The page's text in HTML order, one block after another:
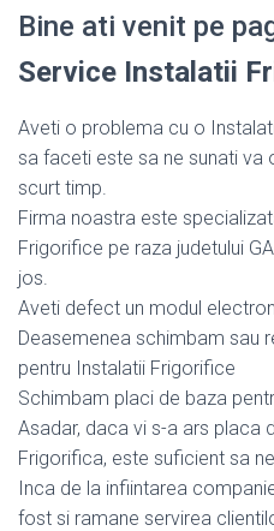
Bine ati venit pe
Service Instalatii
Aveti o problema cu o
sa faceti este sa ne sunati va
scurt timp.
Firma noastra este
Frigorifice pe raza judetului
jos.
Aveti defect un modul
Deasemenea schimbam sau
pentru Instalatii Frigorifice
Schimbam placi de baza
Asadar, daca vi s-a ars placa
Frigorifica, este suficient sa
Inca de la infiintarea
fost si ramane servirea